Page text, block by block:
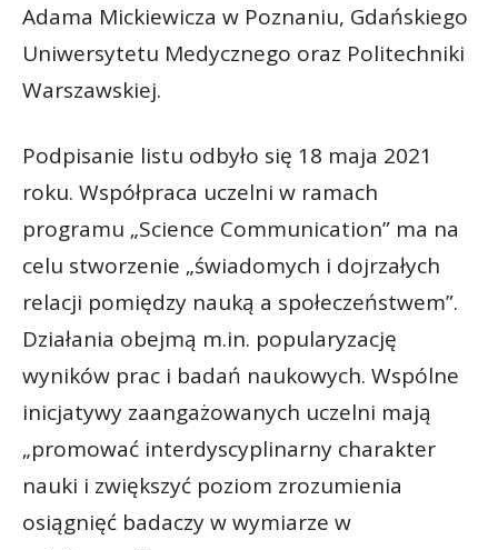
Adama Mickiewicza w Poznaniu, Gdańskiego
Uniwersytetu Medycznego oraz Politechniki
Warszawskiej.
Podpisanie listu odbyło się 18 maja 2021
roku. Współpraca uczelni w ramach
programu „Science Communication” ma na
celu stworzenie „świadomych i dojrzałych
relacji pomiędzy nauką a społeczeństwem”.
Działania obejmą m.in. popularyzację
wyników prac i badań naukowych. Wspólne
inicjatywy zaangażowanych uczelni mają
„promować interdyscyplinarny charakter
nauki i zwiększyć poziom zrozumienia
osiągnięć badaczy w wymiarze w